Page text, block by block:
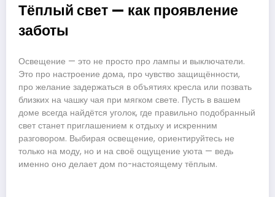
Тёплый свет — как проявление
заботы
Освещение — это не просто про лампы и выключатели.
Это про настроение дома, про чувство защищённости,
про желание задержаться в объятиях кресла или позвать
близких на чашку чая при мягком свете. Пусть в вашем
доме всегда найдётся уголок, где правильно подобранный
свет станет приглашением к отдыху и искренним
разговором. Выбирая освещение, ориентируйтесь не
только на моду, но и на своё ощущение уюта — ведь
именно оно делает дом по-настоящему тёплым.